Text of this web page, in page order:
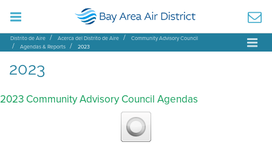
Distrito de Aire Acerca del Distrito de Aire
Community Advisory Council
Agendas & Reports
2023
2023
2023 Community Advisory Council Agendas